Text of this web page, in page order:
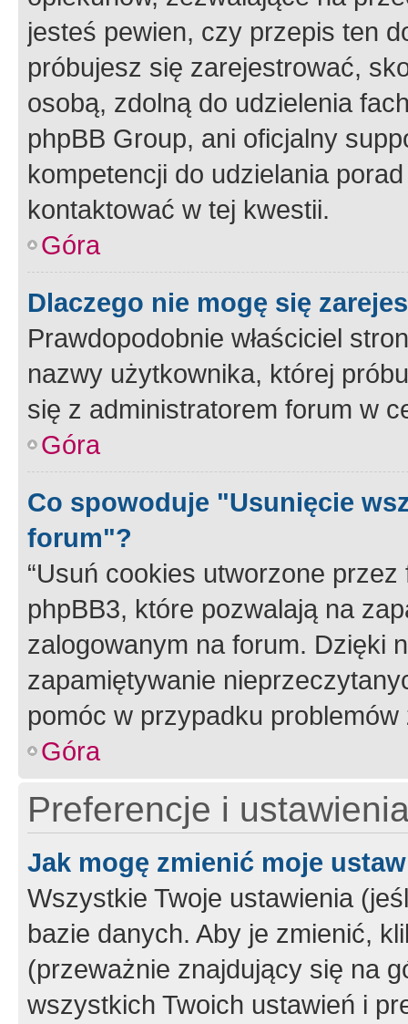
jesteś pewien, czy przepis ten
próbujesz się zarejestrować,
osobą, zdolną do udzielenia
phpBB Group, ani oficjalny
kompetencji do udzielania
kontaktować w tej kwestii.
Góra
Dlaczego nie mogę się
Prawdopodobnie właściciel
nazwy użytkownika, której
się z administratorem forum w
Góra
Co spowoduje "Usunięcie
forum"?
“Usuń cookies utworzone
phpBB3, które pozwalają na
zalogowanym na forum. Dzięki
zapamiętywanie
pomóc w przypadku
Góra
Preferencje i
Jak mogę zmienić moje
Wszystkie Twoje ustawienia
bazie danych. Aby je zmienić,
(przeważnie znajdujący się na
wszystkich Twoich ustawień i